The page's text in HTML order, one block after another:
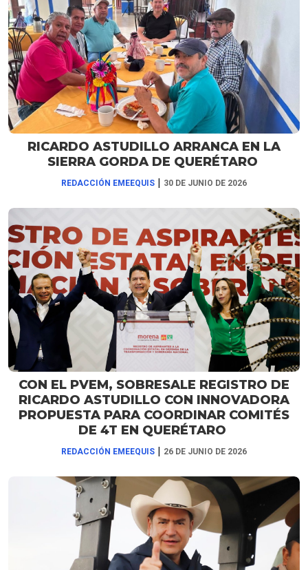
RICARDO ASTUDILLO ARRANCA EN LA
SIERRA GORDA DE QUERÉTARO
REDACCIÓN EMEEQUIS | 30 DE JUNIO DE 2026
CON EL PVEM, SOBRESALE REGISTRO DE
RICARDO ASTUDILLO CON INNOVADORA
PROPUESTA PARA COORDINAR COMITÉS
DE 4T EN QUERÉTARO
REDACCIÓN EMEEQUIS | 26 DE JUNIO DE 2026